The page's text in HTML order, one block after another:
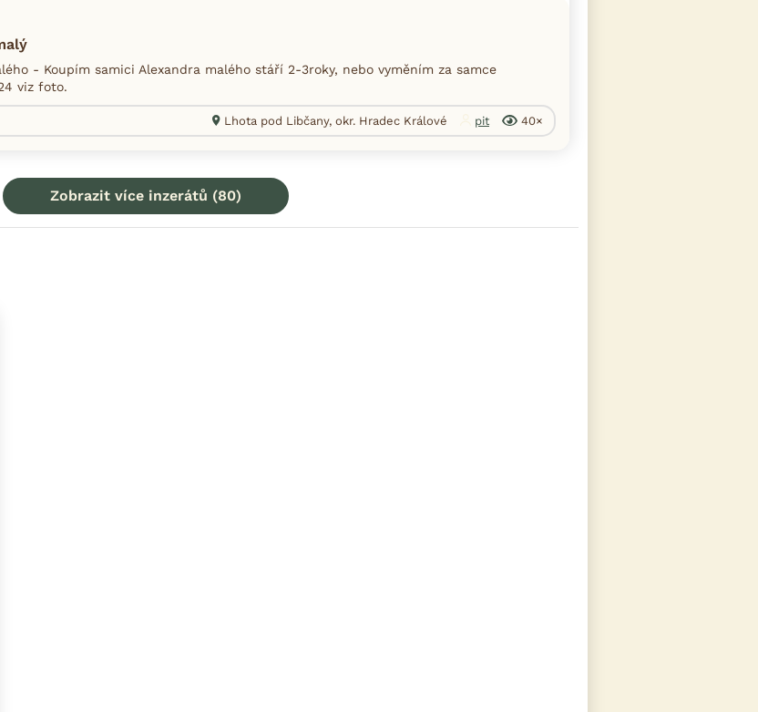
- Koupím samici Alexandra malého stáří 2-3roky, nebo vyměním za samce
viz foto.
Lhota pod Libčany, okr. Hradec Králové pit 40×
Zobrazit více inzerátů (80)